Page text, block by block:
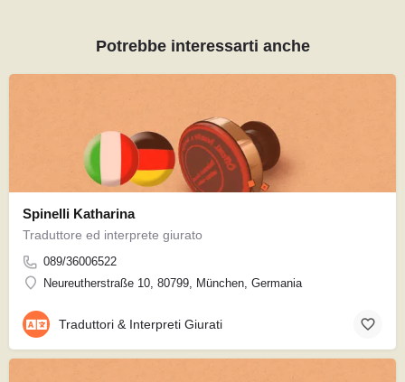
Potrebbe interessarti anche
Spinelli Katharina
Traduttore ed interprete giurato
089/36006522
Neureutherstraße 10, 80799, München, Germania
Traduttori & Interpreti Giurati